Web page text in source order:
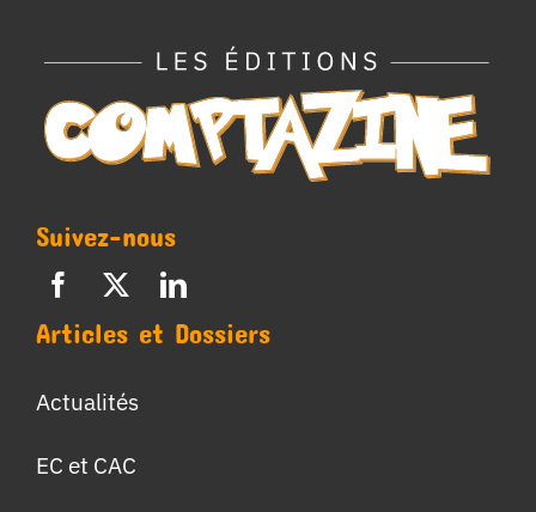
Suivez-nous
Articles et Dossiers
Actualités
EC et CAC